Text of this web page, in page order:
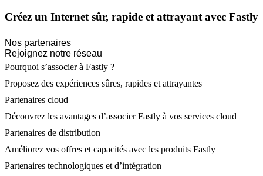
Créez un Internet sûr, rapide et attrayant avec Fastly
Nos partenaires
Rejoignez notre réseau
Pourquoi s’associer à Fastly ?
Proposez des expériences sûres, rapides et attrayantes
Partenaires cloud
Découvrez les avantages d’associer Fastly à vos services cloud
Partenaires de distribution
Améliorez vos offres et capacités avec les produits Fastly
Partenaires technologiques et d’intégration